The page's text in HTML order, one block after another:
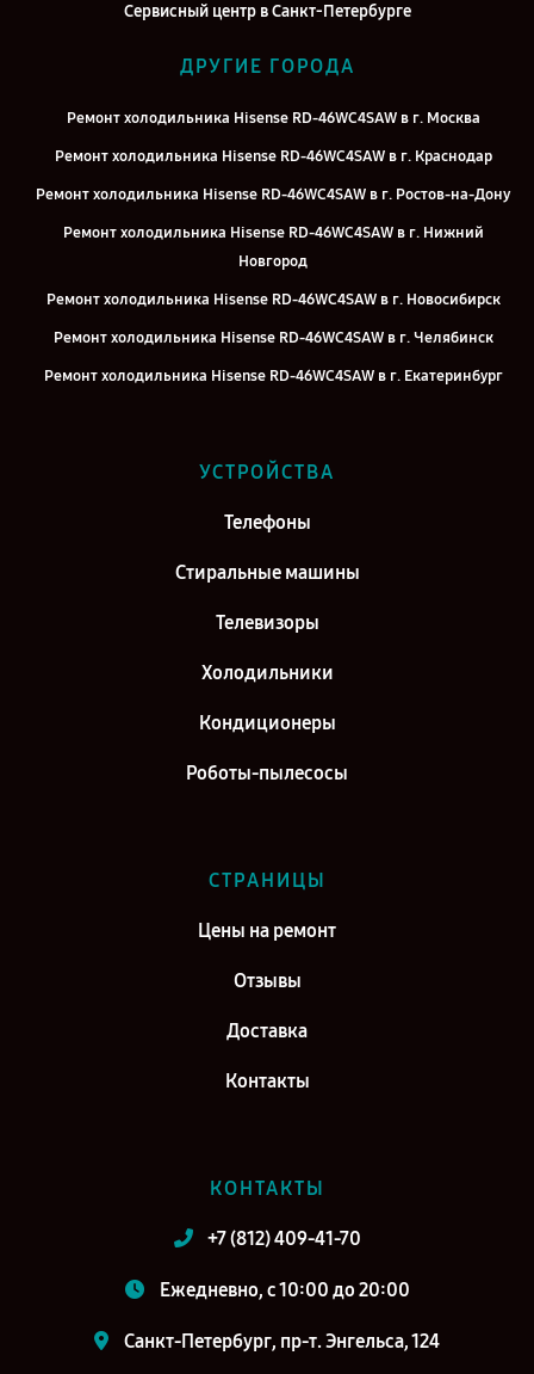
Сервисный центр в Санкт-Петербурге
ДРУГИЕ ГОРОДА
Ремонт холодильника Hisense RD-46WC4SAW в г. Москва
Ремонт холодильника Hisense RD-46WC4SAW в г. Краснодар
Ремонт холодильника Hisense RD-46WC4SAW в г. Ростов-на-Дону
Ремонт холодильника Hisense RD-46WC4SAW в г. Нижний
Новгород
Ремонт холодильника Hisense RD-46WC4SAW в г. Новосибирск
Ремонт холодильника Hisense RD-46WC4SAW в г. Челябинск
Ремонт холодильника Hisense RD-46WC4SAW в г. Екатеринбург
Ремонт холодильника Hisense RD-46WC4SAW в г. Самара
Ремонт холодильника Hisense RD-46WC4SAW в г. Киров
УСТРОЙСТВА
Телефоны
Стиральные машины
Телевизоры
Холодильники
Кондиционеры
Роботы-пылесосы
СТРАНИЦЫ
Цены на ремонт
Отзывы
Доставка
Контакты
КОНТАКТЫ
+7 (812) 409-41-70
Ежедневно, с 10:00 до 20:00
Санкт-Петербург, пр-т. Энгельса, 124